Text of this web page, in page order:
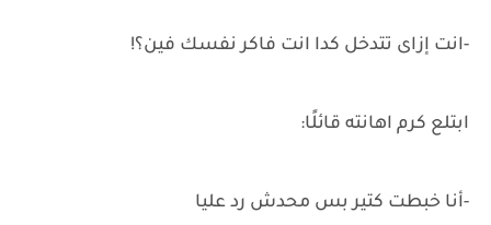
-انت إزاى تتدخل كدا انت فاكر نفسك فين؟!
ابتلع كرم اهانته قائلًا:
-أنا خبطت كتير بس محدش رد عليا